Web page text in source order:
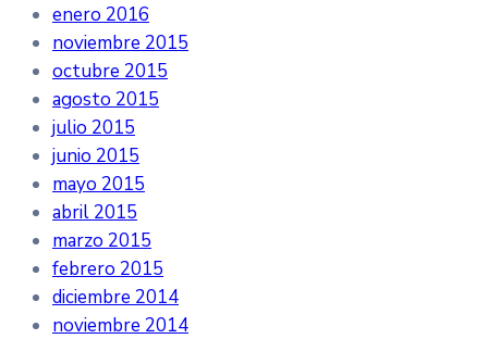
enero 2016
noviembre 2015
octubre 2015
agosto 2015
julio 2015
junio 2015
mayo 2015
abril 2015
marzo 2015
febrero 2015
diciembre 2014
noviembre 2014